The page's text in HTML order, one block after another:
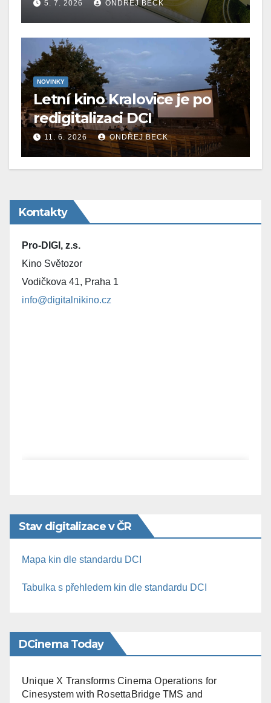
5. 7. 2026 ONDŘEJ BECK
NOVINKY
Letní kino Kralovice je po
redigitalizaci DCI
11. 6. 2026 ONDŘEJ BECK
Kontakty
Pro-DIGI, z.s.
Kino Světozor
Vodičkova 41, Praha 1
info@digitalnikino.cz
Stav digitalizace v ČR
Mapa kin dle standardu DCI
Tabulka s přehledem kin dle standardu DCI
DCinema Today
Unique X Transforms Cinema Operations for
Cinesystem with RosettaBridge TMS and